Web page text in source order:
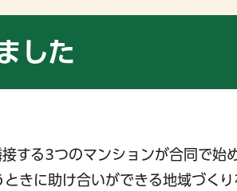
した
する3つのマンションが合同で始
きに助け合いができる地域づく